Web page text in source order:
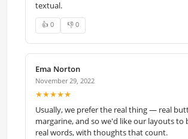
textual.
👍 0 👎 0
Ema Norton
November 29, 2022
★★★★★
Usually, we prefer the real thing — real
margarine, and so we'd like our layouts to
real words, with thoughts that count.